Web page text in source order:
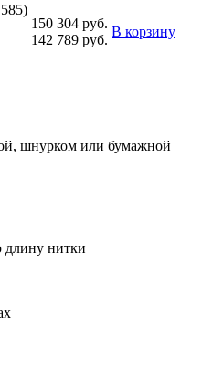
150 304 руб.
142 789 руб.
В корзину
шнурком или бумажной
длину нитки